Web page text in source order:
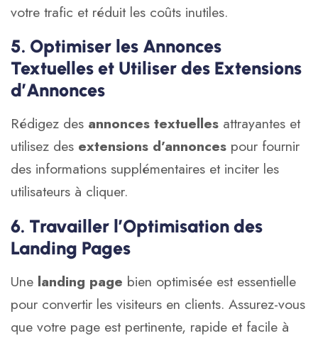
votre trafic et réduit les coûts inutiles.
5. Optimiser les Annonces
Textuelles et Utiliser des Extensions
d’Annonces
Rédigez des annonces textuelles attrayantes et
utilisez des extensions d’annonces pour fournir
des informations supplémentaires et inciter les
utilisateurs à cliquer.
6. Travailler l’Optimisation des
Landing Pages
Une landing page bien optimisée est essentielle
pour convertir les visiteurs en clients. Assurez-vous
que votre page est pertinente, rapide et facile à